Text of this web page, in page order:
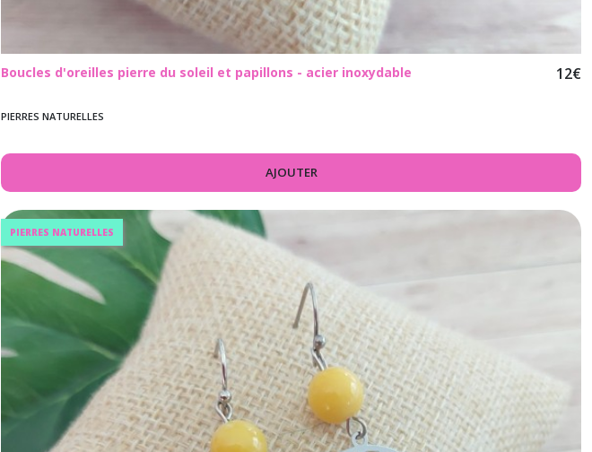
Boucles d'oreilles pierre du soleil et papillons - acier inoxydable 12€
PIERRES NATURELLES
AJOUTER
PIERRES NATURELLES